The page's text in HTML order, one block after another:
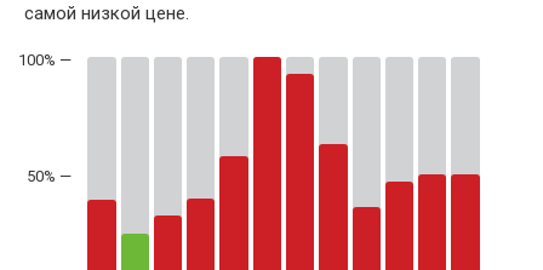
самой низкой цене.
50% —